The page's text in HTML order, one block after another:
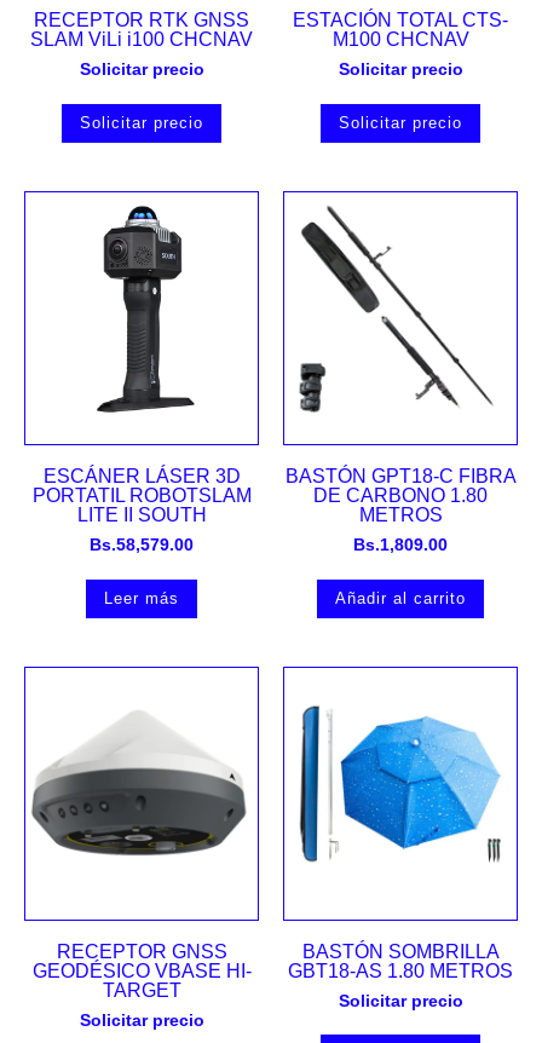
RECEPTOR RTK GNSS
SLAM ViLi i100 CHCNAV
Solicitar precio
Solicitar precio
ESTACIÓN TOTAL CTS-
M100 CHCNAV
Solicitar precio
Solicitar precio
ESCÁNER LÁSER 3D
PORTATIL ROBOTSLAM
LITE II SOUTH
Bs.58,579.00
Leer más
BASTÓN GPT18-C FIBRA
DE CARBONO 1.80
METROS
Bs.1,809.00
Añadir al carrito
RECEPTOR GNSS
GEODÉSICO VBASE HI-
TARGET
Solicitar precio
BASTÓN SOMBRILLA
GBT18-AS 1.80 METROS
Solicitar precio